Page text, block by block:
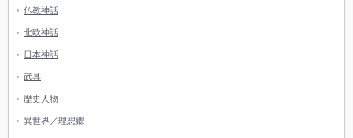
仏教神話
北欧神話
日本神話
武具
歴史人物
異世界／理想郷